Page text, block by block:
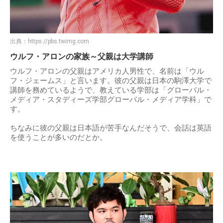
出典： https://pbs.twimg.com
ウルフ・アロンの家族～父親は大学講師
ウルフ・アロンの父親はアメリカ人男性で、名前は「ウル
フ・ジェームス」と言います。彼の父親は日本の駒澤大学で
講師を務めているようで、教えている学部は「グローバル・
メディア・スタディーズ学部グローバル・メディア学科」で
す。
ちなみに彼の父親は日本語が苦手なんだそうで、会話は英語
を使うことが多いのだとか。